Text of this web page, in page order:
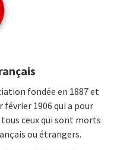
fondée en 1887 et
1906 qui a pour
ceux qui sont morts
ou étrangers.